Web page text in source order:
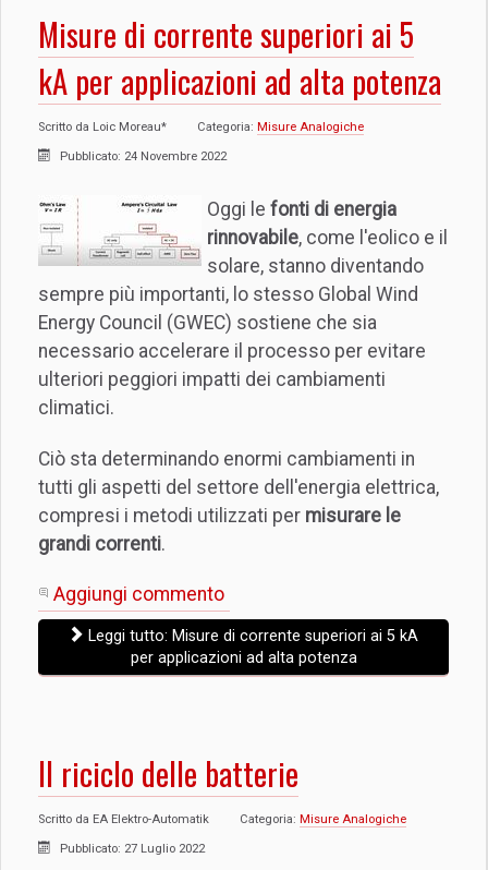
Misure di corrente superiori ai 5
kA per applicazioni ad alta potenza
Scritto da Loic Moreau* Categoria: Misure Analogiche
Pubblicato: 24 Novembre 2022
Oggi le fonti di energia
rinnovabile, come l'eolico e il
solare, stanno diventando
sempre più importanti, lo stesso Global Wind
Energy Council (GWEC) sostiene che sia
necessario accelerare il processo per evitare
ulteriori peggiori impatti dei cambiamenti
climatici.
Ciò sta determinando enormi cambiamenti in
tutti gli aspetti del settore dell'energia elettrica,
compresi i metodi utilizzati per misurare le
grandi correnti.
Aggiungi commento
Leggi tutto: Misure di corrente superiori ai 5 kA
per applicazioni ad alta potenza
Il riciclo delle batterie
Scritto da EA Elektro-Automatik Categoria: Misure Analogiche
Pubblicato: 27 Luglio 2022